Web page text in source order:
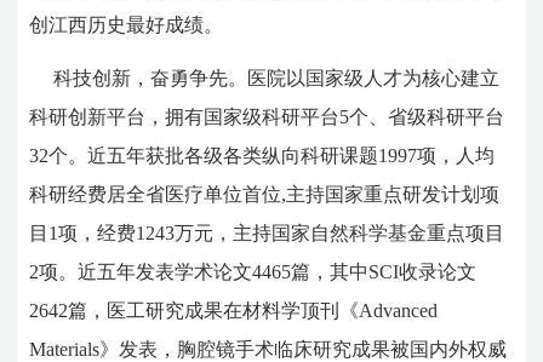
创江西历史最好成绩。
科技创新，奋勇争先。医院以国家级人才为核心建立
科研创新平台，拥有国家级科研平台5个、省级科研平台
32个。近五年获批各级各类纵向科研课题1997项，人均
科研经费居全省医疗单位首位,主持国家重点研发计划项
目1项，经费1243万元，主持国家自然科学基金重点项目
2项。近五年发表学术论文4465篇，其中SCI收录论文
2642篇，医工研究成果在材料学顶刊《Advanced
Materials》发表，胸腔镜手术临床研究成果被国内外权威